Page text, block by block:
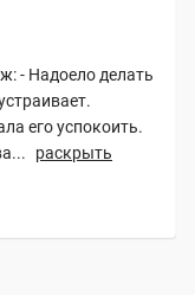
- Надоело делать
его успокоить.
раскрыть